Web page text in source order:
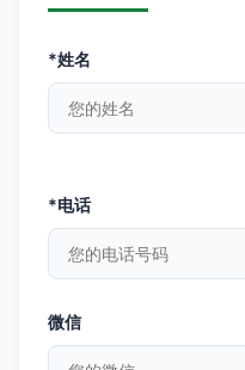
*姓名
*电话
微信